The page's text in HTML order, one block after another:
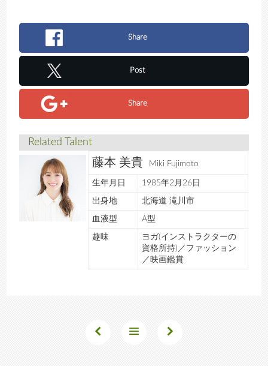
Share
Post
Share
Related Talent
藤本 美貴 Miki Fujimoto
生年月日 1985年2月26日
出身地 北海道 滝川市
血液型 A型
趣味
ヨガ(インストラクターの
資格所持)／ファッション
／映画鑑賞